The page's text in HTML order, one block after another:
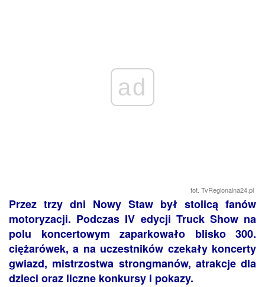
ad
fot. TvRegionalna24.pl
Przez trzy dni Nowy Staw był stolicą fanów
motoryzacji. Podczas IV edycji Truck Show na
polu koncertowym zaparkowało blisko 300.
ciężarówek, a na uczestników czekały koncerty
gwiazd, mistrzostwa strongmanów, atrakcje dla
dzieci oraz liczne konkursy i pokazy.